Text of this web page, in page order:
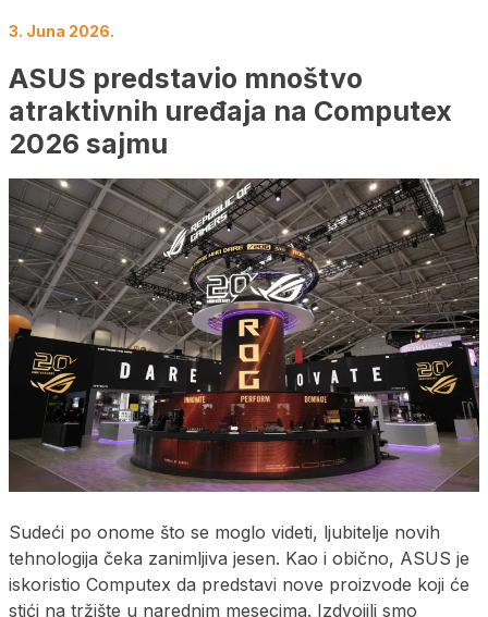
3. Juna 2026.
ASUS predstavio mnoštvo
atraktivnih uređaja na Computex
2026 sajmu
Sudeći po onome što se moglo videti, ljubitelje novih
tehnologija čeka zanimljiva jesen. Kao i obično, ASUS je
iskoristio Computex da predstavi nove proizvode koji će
stići na tržište u narednim mesecima. Izdvojili smo